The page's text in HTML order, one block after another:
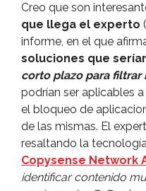
Creo que son
que llega el experto
informe, en el que
soluciones que
corto plazo para filtrar
podrí­an ser aplicables
el bloqueo de
de las mismas. El
resaltando la
Copysense Network
identificar contenido